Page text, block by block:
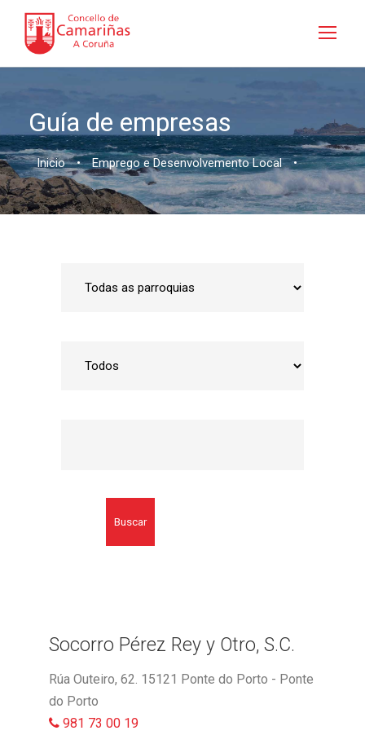
Guía de empresas
Inicio • Emprego e Desenvolvemento Local •
Buscar
Socorro Pérez Rey y Otro, S.C.
Rúa Outeiro, 62. 15121 Ponte do Porto - Ponte
do Porto
981 73 00 19